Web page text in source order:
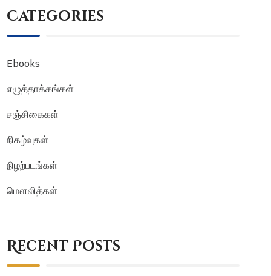
Categories
Ebooks
எழுத்தாக்கங்கள்
சஞ்சிகைகள்
நிகழ்வுகள்
நிழற்படங்கள்
மௌலித்கள்
Recent Posts